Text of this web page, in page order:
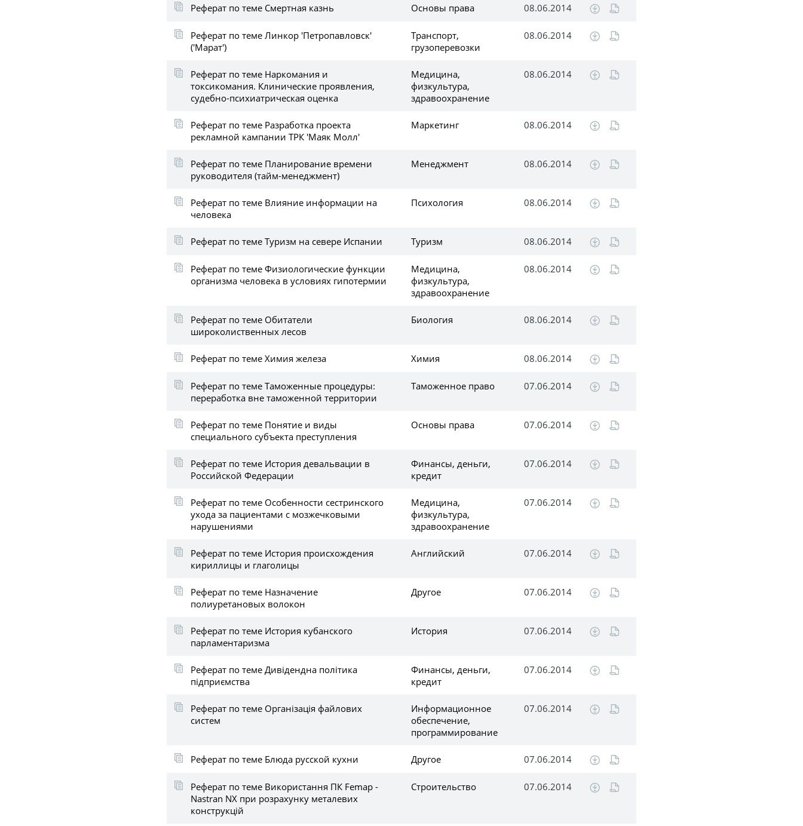
Реферат по теме Смертная казнь Основы права 08.06.2014
Реферат по теме Линкор 'Петропавловск'
('Марат')
Транспорт,
грузоперевозки
08.06.2014
Реферат по теме Наркомания и
токсикомания. Клинические проявления,
судебно-психиатрическая оценка
Медицина,
физкультура,
здравоохранение
08.06.2014
Реферат по теме Разработка проекта
рекламной кампании ТРК 'Маяк Молл'
Маркетинг 08.06.2014
Реферат по теме Планирование времени
руководителя (тайм-менеджмент)
Менеджмент 08.06.2014
Реферат по теме Влияние информации на
человека
Психология 08.06.2014
Реферат по теме Туризм на севере Испании Туризм 08.06.2014
Реферат по теме Физиологические функции
организма человека в условиях гипотермии
Медицина,
физкультура,
здравоохранение
08.06.2014
Реферат по теме Обитатели
широколиственных лесов
Биология 08.06.2014
Реферат по теме Химия железа Химия 08.06.2014
Реферат по теме Таможенные процедуры:
переработка вне таможенной территории
Таможенное право 07.06.2014
Реферат по теме Понятие и виды
специального субъекта преступления
Основы права 07.06.2014
Реферат по теме История девальвации в
Российской Федерации
Финансы, деньги,
кредит
07.06.2014
Реферат по теме Особенности сестринского
ухода за пациентами с мозжечковыми
нарушениями
Медицина,
физкультура,
здравоохранение
07.06.2014
Реферат по теме История происхождения
кириллицы и глаголицы
Английский 07.06.2014
Реферат по теме Назначение
полиуретановых волокон
Другое 07.06.2014
Реферат по теме История кубанского
парламентаризма
История 07.06.2014
Реферат по теме Дивідендна політика
підприємства
Финансы, деньги,
кредит
07.06.2014
Реферат по теме Організація файлових
систем
Информационное
обеспечение,
программирование
07.06.2014
Реферат по теме Блюда русской кухни Другое 07.06.2014
Реферат по теме Використання ПК Femap -
Nastran NX при розрахунку металевих
конструкцій
Строительство 07.06.2014